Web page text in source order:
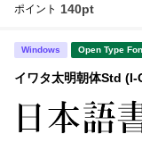
ポイント 140pt
Windows Open Type
イワタ太明朝体Std